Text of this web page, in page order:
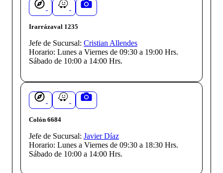
Irarrázaval 1235
Jefe de Sucursal: Cristian Allendes
Horario: Lunes a Viernes de 09:30 a 19:00 Hrs.
Sábado de 10:00 a 14:00 Hrs.
Colón 6684
Jefe de Sucursal: Javier Díaz
Horario: Lunes a Viernes de 09:30 a 18:30 Hrs.
Sábado de 10:00 a 14:00 Hrs.